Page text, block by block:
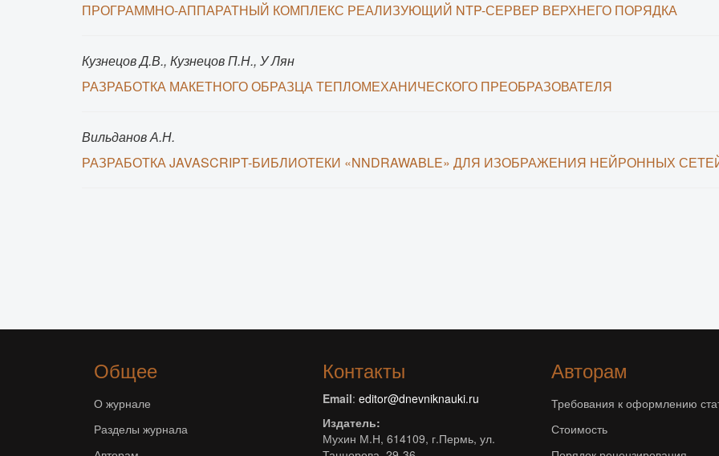
ПРОГРАММНО-АППАРАТНЫЙ КОМПЛЕКС РЕАЛИЗУЮЩИЙ NTP-СЕРВЕР ВЕРХНЕГО ПОРЯДКА
Кузнецов Д.В., Кузнецов П.Н., У Лян
РАЗРАБОТКА МАКЕТНОГО ОБРАЗЦА ТЕПЛОМЕХАНИЧЕСКОГО ПРЕОБРАЗОВАТЕЛЯ
Вильданов А.Н.
РАЗРАБОТКА JAVASCRIPT-БИБЛИОТЕКИ «NNDRAWABLE» ДЛЯ ИЗОБРАЖЕНИЯ НЕЙРОННЫХ
Общее
О журнале
Разделы журнала
Контакты
Email: editor@dnevniknauki.ru
Издатель:
Мухин М.Н, 614109, г.Пермь, ул.
Авторам
Требования к оформлению
Стоимость